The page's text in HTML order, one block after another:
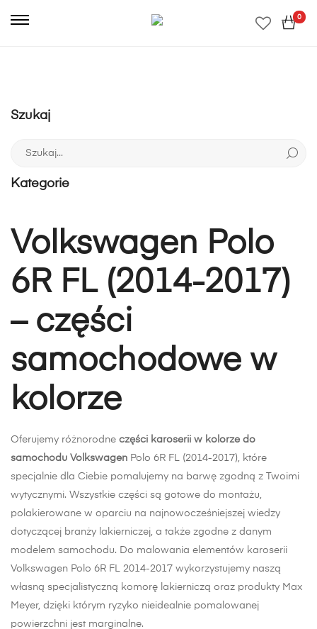
0
Volkswagen Polo
6R FL (2014-2017)
– części
samochodowe w
kolorze
Oferujemy różnorodne części karoserii w kolorze do
samochodu Volkswagen Polo 6R FL (2014-2017), które
specjalnie dla Ciebie pomalujemy na barwę zgodną z Twoimi
wytycznymi. Wszystkie części są gotowe do montażu,
polakierowane w oparciu na najnowocześniejszej wiedzy
dotyczącej branży lakierniczej, a także zgodne z danym
modelem samochodu. Do malowania elementów karoserii
Volkswagen Polo 6R FL 2014-2017 wykorzystujemy naszą
własną specjalistyczną komorę lakierniczą oraz produkty Max
Meyer, dzięki którym ryzyko nieidealnie pomalowanej
powierzchni jest marginalne.
Szukaj
Szukaj:
Kategorie